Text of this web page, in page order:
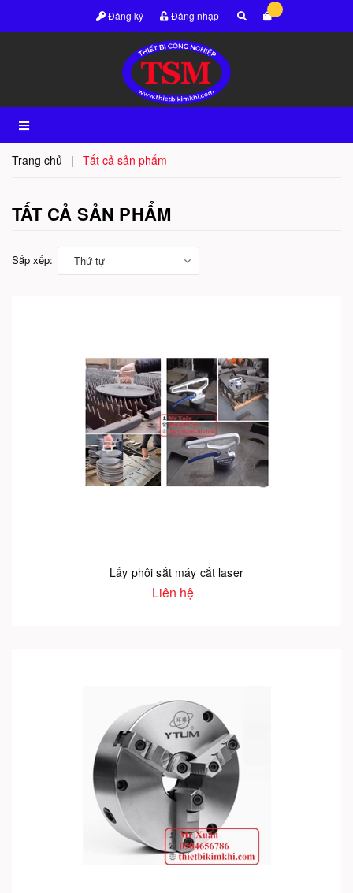
Đăng ký Đăng nhập
Trang chủ | Tất cả sản phẩm
TẤT CẢ SẢN PHẨM
Sắp xếp: Thứ tự
Lấy phôi sắt máy cắt laser
Liên hệ